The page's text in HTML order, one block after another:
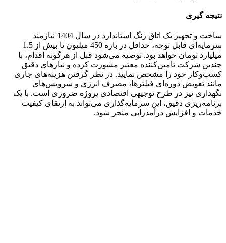
نتیجه گیری
ساخت و تجهیز یک اتاق رنگ استاندارد در سال 1404 نیازمند
سرمایه‌ای قابل توجه، حداقل در بازه 450 میلیون تا بیش از 1.5
میلیارد تومان خواهد بود. توصیه می‌شود قبل از هرگونه اقدام، با
چندین شرکت تامین‌کننده معتبر مشورت کرده و نیازهای دقیق
کسب‌وکار خود را مشخص نمایید. در نظر گرفتن هزینه‌های جاری
مانند تعویض دوره‌ای فیلترها، مصرف انرژی و سرویس‌های
نگهداری نیز در طرح توجیهی اقتصادی پروژه ضروری است. با یک
برنامه‌ریزی دقیق، این سرمایه‌گذاری می‌تواند به ارتقای کیفیت
خدمات و افزایش درآمدزایی منجر شود.